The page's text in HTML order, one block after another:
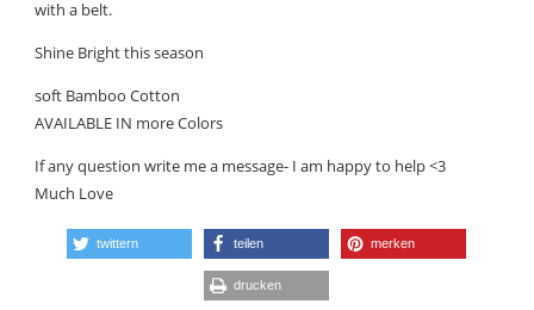
with a belt.
Shine Bright this season
soft Bamboo Cotton
AVAILABLE IN more Colors
If any question write me a message- I am happy to help <3
Much Love
twittern teilen merken
drucken